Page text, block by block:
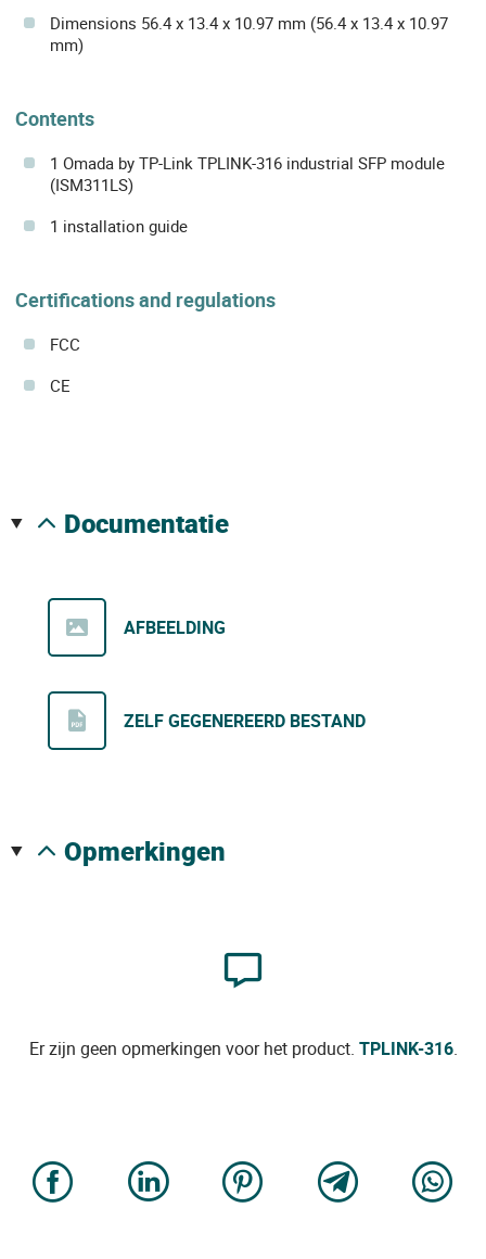
Dimensions 56.4 x 13.4 x 10.97 mm (56.4 x 13.4 x 10.97
mm)
Contents
1 Omada by TP-Link TPLINK-316 industrial SFP module
(ISM311LS)
1 installation guide
Certifications and regulations
FCC
CE
documentatie
AFBEELDING
ZELF GEGENEREERD BESTAND
opmerkingen
Er zijn geen opmerkingen voor het product. TPLINK-316.